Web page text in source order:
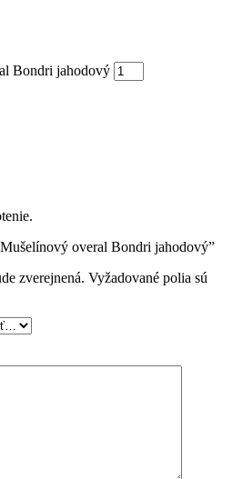
Bondri jahodový
overal Bondri jahodový”
zverejnená. Vyžadované polia sú